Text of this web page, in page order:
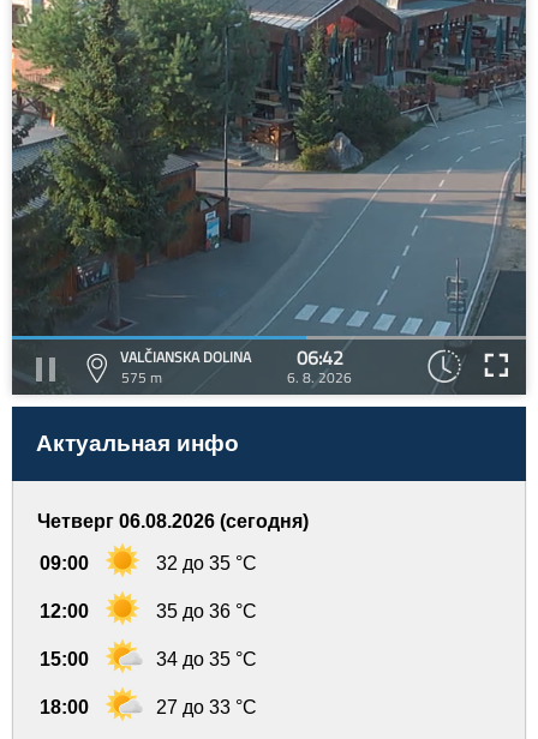
VALČIANSKA DOLINA
575 m
06:42
6. 8. 2026
Актуальная инфо
Четверг 06.08.2026 (сегодня)
09:00 32 до 35 °C
12:00 35 до 36 °C
15:00 34 до 35 °C
18:00 27 до 33 °C